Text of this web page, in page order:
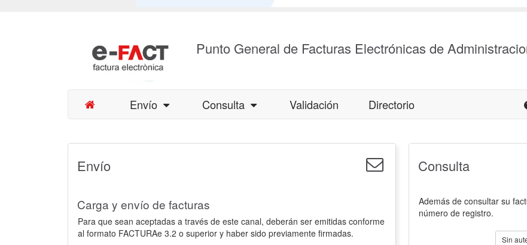
Punto General de Facturas Electrónicas de
Envío Consulta Validación Directorio
Envío
Carga y envío de facturas
Para que sean aceptadas a través de este canal, deberán ser emitidas conforme
al formato FACTURAe 3.2 o superior y haber sido previamente firmadas.
Consulta
Además de consultar su
número de registro.
Sin